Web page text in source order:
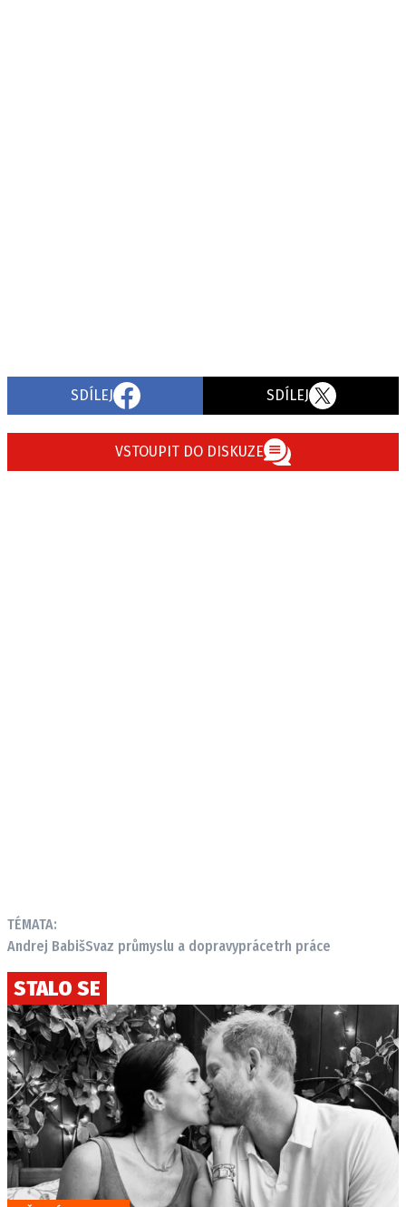
SDÍLEJ SDÍLEJ
VSTOUPIT DO DISKUZE
TÉMATA:
Andrej BabišSvaz průmyslu a dopravyprácetrh práce
STALO SE